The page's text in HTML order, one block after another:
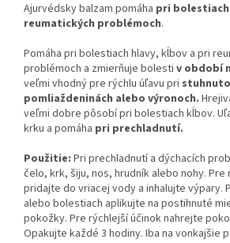
Ajurvédsky balzam pomáha pri
reumatických problémoch.
Pomáha pri bolestiach hlavy, kĺbov a pri
problémoch a zmierňuje bolesti v období
veľmi vhodný pre rýchlu úľavu pri
pomliaždeninách alebo výronoch.
veľmi dobre pôsobí pri bolestiach kĺbov.
krku a pomáha pri prechladnutí.
Použitie: Pri prechladnutí a dýchacích
čelo, krk, šiju, nos, hrudník alebo nohy. Pre
pridajte do vriacej vody a inhalujte výpary.
alebo bolestiach aplikujte na postihnuté
pokožky. Pre rýchlejší účinok nahrejte
Opakujte každé 3 hodiny. Iba na vonkajšie